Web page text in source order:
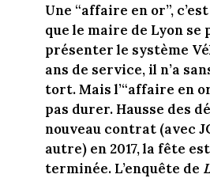
Une “affaire en or”,
que le maire de Lyon se
présenter le système
ans de service, il n’a
tort. Mais l’“affaire en
pas durer. Hausse des
nouveau contrat (avec
autre) en 2017, la fête
terminée. L’enquête de